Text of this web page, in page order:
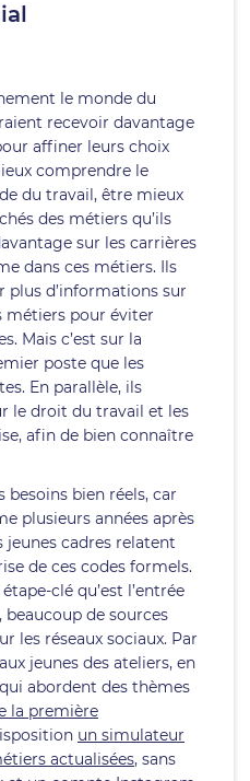
le monde du
recevoir davantage
affiner leurs choix
comprendre le
du travail, être mieux
des métiers qu’ils
sur les carrières
dans ces métiers. Ils
plus d’informations sur
métiers pour éviter
Mais c’est sur la
poste que les
En parallèle, ils
le droit du travail et les
afin de bien connaître
bien réels, car
plusieurs années après
jeunes cadres relatent
de ces codes formels.
clé qu’est l’entrée
de sources
les réseaux sociaux. Par
jeunes des ateliers, en
abordent des thèmes
la première
un simulateur
actualisées, sans